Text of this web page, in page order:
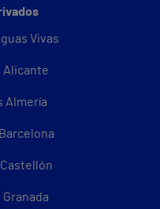
Vivas
Alicante
Almería